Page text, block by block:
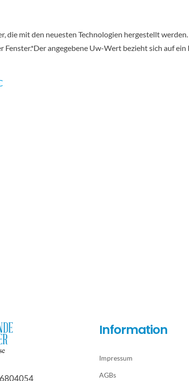
die mit den neuesten Technologien hergestellt
Fenster.*Der angegebene Uw-Wert bezieht sich auf
Information
Impressum
AGBs